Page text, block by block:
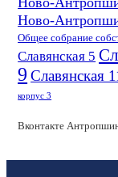
Ново-
Общее собрание
Славянская 5
9 Славянская
корпус 3
Вконтакте